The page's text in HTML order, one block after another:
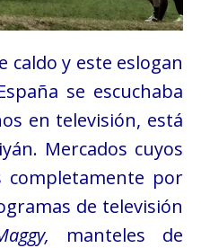
caldo y este eslogan
se escuchaba
en televisión, está
Mercados cuyos
completamente por
de televisión
manteles de